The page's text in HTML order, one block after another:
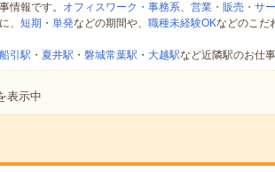
情報です。 オフィスワーク・事務系、 営業・販売・サ
、 短期 ・ 単発などの期間や、 職種未経験OKなどのこだ
船引駅 ・ 夏井駅 ・ 磐城常葉駅 ・ 大越駅など近隣駅のお仕
表示中